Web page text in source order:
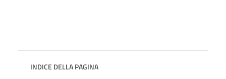
INDICE DELLA PAGINA